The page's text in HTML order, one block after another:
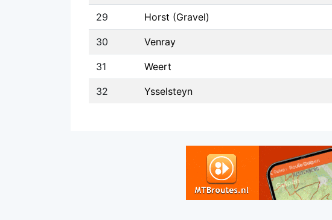
29 Horst (Gravel)
30 Venray
31 Weert
32 Ysselsteyn